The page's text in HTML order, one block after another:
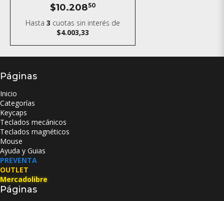
$10.20850
Hasta3 cuotas sin interés de
$4.003,33
Páginas
Inicio
Categorías
Keycaps
Teclados mecánicos
Teclados magnéticos
Mouse
Ayuda y Guias
PREVENTA
OUTLET
Mercadolibre
Páginas